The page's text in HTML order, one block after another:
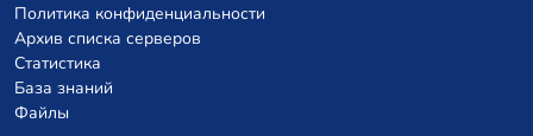
Политика конфиденциальности
Архив списка серверов
Статистика
База знаний
Файлы